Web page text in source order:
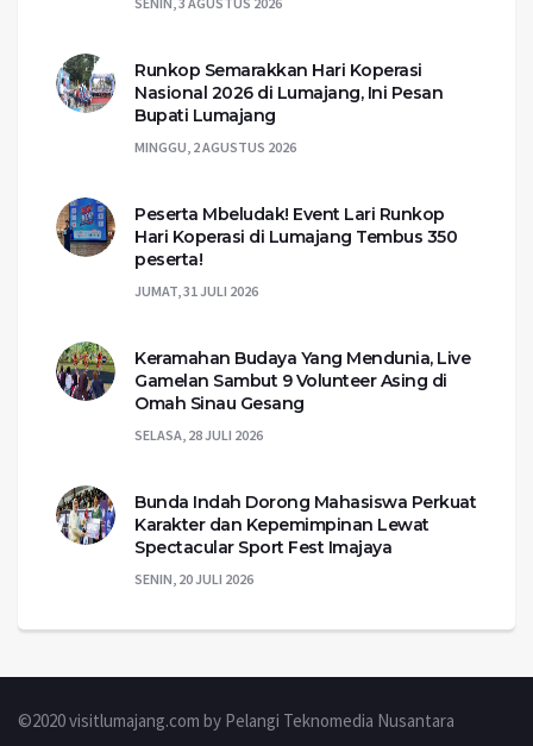
Runkop Semarakkan Hari Koperasi
Nasional 2026 di Lumajang, Ini Pesan
Bupati Lumajang
MINGGU, 2 AGUSTUS 2026
Peserta Mbeludak! Event Lari Runkop
Hari Koperasi di Lumajang Tembus 350
peserta!
JUMAT, 31 JULI 2026
Keramahan Budaya Yang Mendunia, Live
Gamelan Sambut 9 Volunteer Asing di
Omah Sinau Gesang
SELASA, 28 JULI 2026
Bunda Indah Dorong Mahasiswa Perkuat
Karakter dan Kepemimpinan Lewat
Spectacular Sport Fest Imajaya
SENIN, 20 JULI 2026
©2020 visitlumajang.com by Pelangi Teknomedia Nusantara